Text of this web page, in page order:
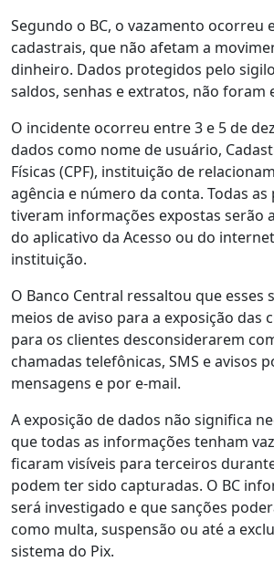
Segundo o BC, o vazamento ocorreu
cadastrais, que não afetam a
dinheiro. Dados protegidos pelo
saldos, senhas e extratos, não foram
O incidente ocorreu entre 3 e 5 de
dados como nome de usuário,
Físicas (CPF), instituição de
agência e número da conta. Todas as
tiveram informações expostas serão
do aplicativo da Acesso ou do internet
instituição.
O Banco Central ressaltou que esses
meios de aviso para a exposição das
para os clientes desconsiderarem
chamadas telefônicas, SMS e avisos
mensagens e por e-mail.
A exposição de dados não significa
que todas as informações tenham
ficaram visíveis para terceiros
podem ter sido capturadas. O BC
será investigado e que sanções
como multa, suspensão ou até a
sistema do Pix.